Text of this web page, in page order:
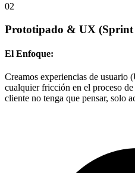
02
Prototipado & UX (Sprint
El Enfoque:
Creamos experiencias de usuario
cualquier fricción en el proceso
cliente no tenga que pensar, solo